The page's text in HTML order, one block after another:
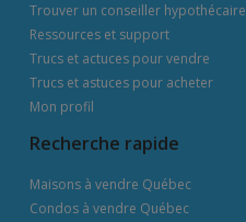
Trouver un conseiller hypothécaire
Ressources et support
Trucs et actuces pour vendre
Trucs et astuces pour acheter
Mon profil
Recherche rapide
Maisons à vendre Québec
Condos à vendre Québec